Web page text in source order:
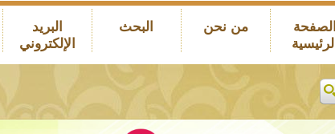
الصفحة
الرئيسية
من نحن البحث
البريد
الإلكتروني